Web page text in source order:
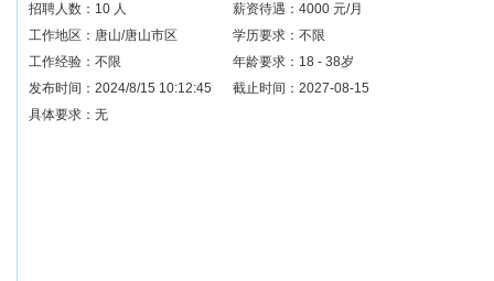
招聘人数：10 人
薪资待遇：4000 元/月
工作地区：唐山/唐山市区
学历要求：不限
工作经验：不限
年龄要求：18 - 38岁
发布时间：2024/8/15 10:12:45
截止时间：2027-08-15
具体要求：无